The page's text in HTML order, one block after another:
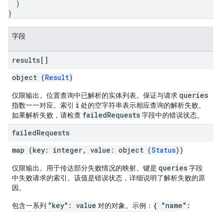
}
}
字段
results[]
object (Result)
仅限输出。位置查询中已解析的实体列表。保证与请求 queries
指数一一对应。索引 i 处的空字符串表示相应查询的解析失败。
如果解析失败，请检查 failedRequests字段中的错误状态。
failedRequests
map (key: integer, value: object (Status))
仅限输出。用于传达部分失败情况的映射。键是 queries字段
中失败请求的索引。该值是错误状态，详细说明了解析失败的原
因。
包含一系列 "key": value 对的对象。示例： { "name":